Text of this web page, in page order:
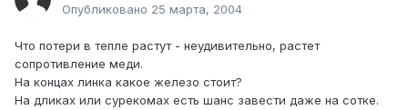
Опубликовано 25 марта, 2004
Что потери в тепле растут - неудивительно, растет
сопротивление меди.
На концах линка какое железо стоит?
На дликах или сурекомах есть шанс завести даже на сотке.